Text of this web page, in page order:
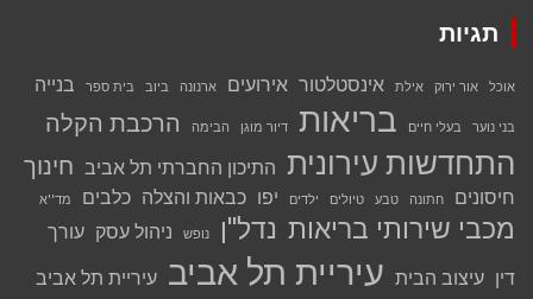
תגיות
אוכל אור ירוק אילת אינסטלטור אירועים ארנונה ביוב בית ספר בנייה
בני נוער בעלי חיים בריאות דיור מוגן הבימה הרכבת הקלה
התחדשות עירונית התיכון החברתי תל אביב חינוך
חיסונים חתונה טבע טיולים ילדים יפו כבאות והצלה כלבים מד''א
מכבי שירותי בריאות נדל''ן נופש ניהול עסק עורך
דין עיצוב הבית עיריית תל אביב עיריית תל אביב